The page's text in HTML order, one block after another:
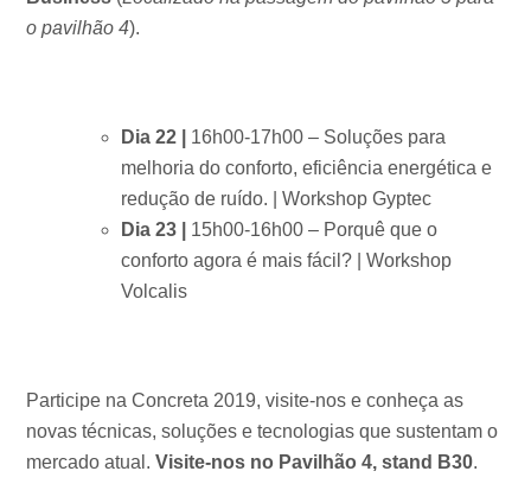
o pavilhão 4).
Dia 22 | 16h00-17h00 – Soluções para
melhoria do conforto, eficiência energética e
redução de ruído. | Workshop Gyptec
Dia 23 | 15h00-16h00 – Porquê que o
conforto agora é mais fácil? | Workshop
Volcalis
Participe na Concreta 2019, visite-nos e conheça as
novas técnicas, soluções e tecnologias que sustentam o
mercado atual.Visite-nos no Pavilhão 4, stand B30.